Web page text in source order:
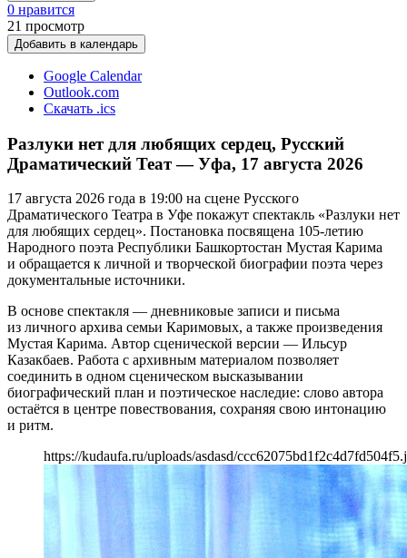
0 нравится
21 просмотр
Добавить в календарь
Google Calendar
Outlook.com
Скачать .ics
Разлуки нет для любящих сердец, Русский
Драматический Теат — Уфа, 17 августа 2026
17 августа 2026 года в 19:00 на сцене Русского
Драматического Театра в Уфе покажут спектакль «Разлуки нет
для любящих сердец». Постановка посвящена 105-летию
Народного поэта Республики Башкортостан Мустая Карима
и обращается к личной и творческой биографии поэта через
документальные источники.
В основе спектакля — дневниковые записи и письма
из личного архива семьи Каримовых, а также произведения
Мустая Карима. Автор сценической версии — Ильсур
Казакбаев. Работа с архивным материалом позволяет
соединить в одном сценическом высказывании
биографический план и поэтическое наследие: слово автора
остаётся в центре повествования, сохраняя свою интонацию
и ритм.
https://kudaufa.ru/uploads/asdasd/